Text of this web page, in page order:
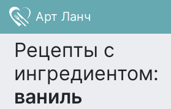
Арт Ланч
Рецепты с
ингредиентом:
ваниль